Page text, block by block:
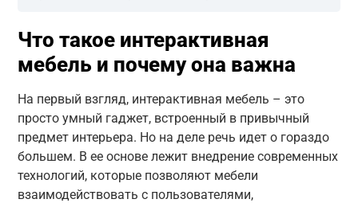
Что такое интерактивная
мебель и почему она важна
На первый взгляд, интерактивная мебель – это
просто умный гаджет, встроенный в привычный
предмет интерьера. Но на деле речь идет о гораздо
большем. В ее основе лежит внедрение современных
технологий, которые позволяют мебели
взаимодействовать с пользователями,